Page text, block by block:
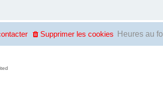
Heures au
Supprimer les cookies